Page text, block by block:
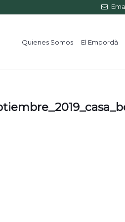
Quienes Somos El Empordà